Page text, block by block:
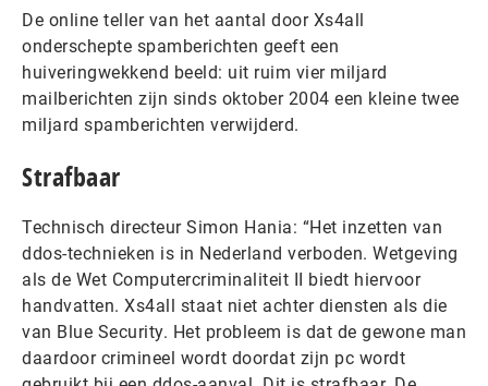
De online teller van het aantal door Xs4all
onderschepte spamberichten geeft een
huiveringwekkend beeld: uit ruim vier miljard
mailberichten zijn sinds oktober 2004 een kleine twee
miljard spamberichten verwijderd.
Strafbaar
Technisch directeur Simon Hania: “Het inzetten van
ddos-technieken is in Nederland verboden. Wetgeving
als de Wet Computercriminaliteit II biedt hiervoor
handvatten. Xs4all staat niet achter diensten als die
van Blue Security. Het probleem is dat de gewone man
daardoor crimineel wordt doordat zijn pc wordt